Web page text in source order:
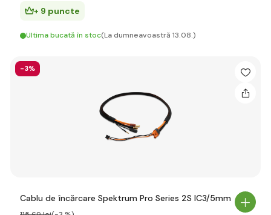
+ 9 puncte
Ultima bucată în stoc(La dumneavoastră 13.08.)
-3%
Cablu de încărcare Spektrum Pro Series 2S IC3/5mm